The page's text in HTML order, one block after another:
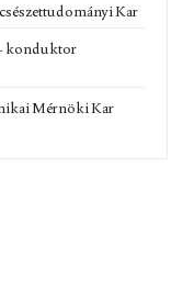
Kar
konduktor
Mérnöki Kar